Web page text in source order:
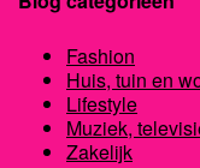
Fashion
Huis, tuin en
Lifestyle
Muziek,
Zakelijk